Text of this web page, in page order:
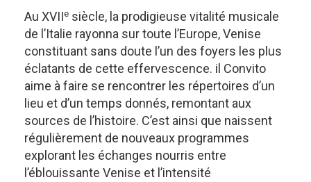
Au XVIIesiècle, la prodigieuse vitalité musicale
de l’Italie rayonna sur toute l’Europe, Venise
constituant sans doute l’un des foyers les plus
éclatants de cette effervescence. il Convito
aime à faire se rencontrer les répertoires d’un
lieu et d’un temps donnés, remontant aux
sources de l’histoire. C’est ainsi que naissent
régulièrement de nouveaux programmes
explorant les échanges nourris entre
l’éblouissante Venise et l’intensité